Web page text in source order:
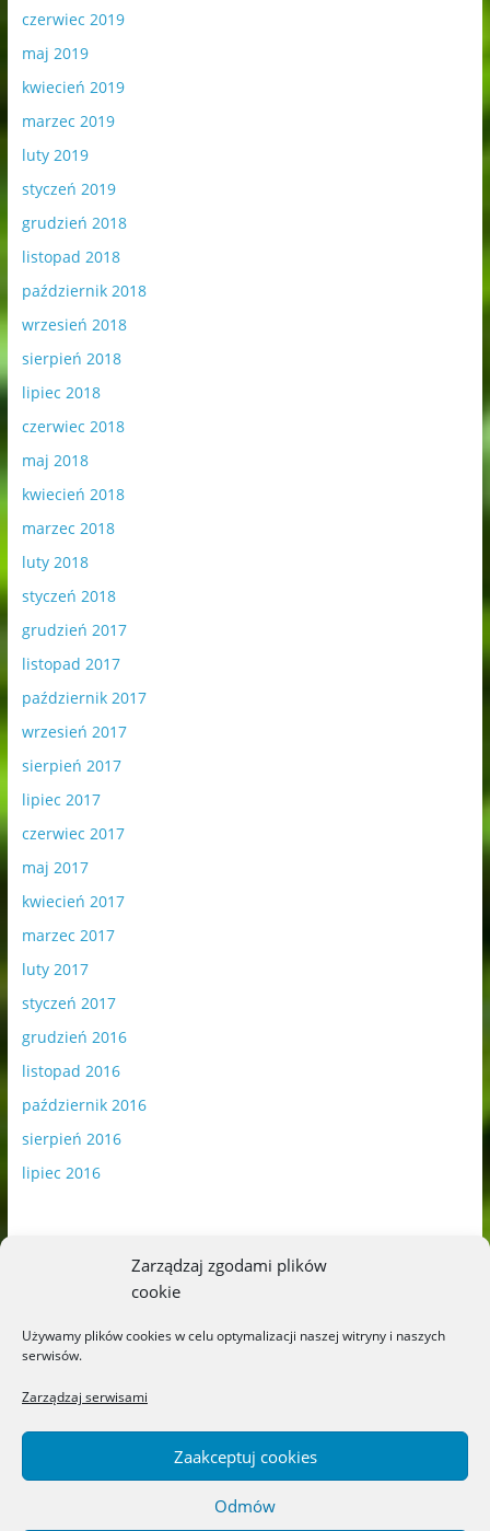
Zarządzaj zgodami plików
cookie
Używamy plików cookies w celu optymalizacji naszej witryny i naszych
serwisów.
Zarządzaj serwisami
Zaakceptuj cookies
Odmów
czerwiec 2019
maj 2019
kwiecień 2019
marzec 2019
luty 2019
styczeń 2019
grudzień 2018
listopad 2018
październik 2018
wrzesień 2018
sierpień 2018
lipiec 2018
czerwiec 2018
maj 2018
kwiecień 2018
marzec 2018
luty 2018
styczeń 2018
grudzień 2017
listopad 2017
październik 2017
wrzesień 2017
sierpień 2017
lipiec 2017
czerwiec 2017
maj 2017
kwiecień 2017
marzec 2017
luty 2017
styczeń 2017
grudzień 2016
listopad 2016
październik 2016
sierpień 2016
lipiec 2016
Blog o książkach dla dzieci i młodzieży –